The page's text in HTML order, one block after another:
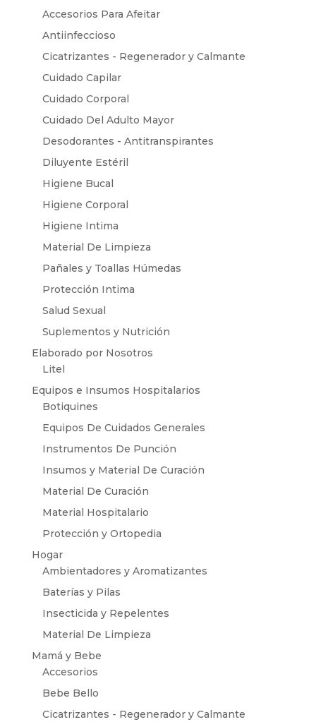
Accesorios Para Afeitar
Antiinfeccioso
Cicatrizantes - Regenerador y Calmante
Cuidado Capilar
Cuidado Corporal
Cuidado Del Adulto Mayor
Desodorantes - Antitranspirantes
Diluyente Estéril
Higiene Bucal
Higiene Corporal
Higiene Intima
Material De Limpieza
Pañales y Toallas Húmedas
Protección Intima
Salud Sexual
Suplementos y Nutrición
Elaborado por Nosotros
Litel
Equipos e Insumos Hospitalarios
Botiquines
Equipos De Cuidados Generales
Instrumentos De Punción
Insumos y Material De Curación
Material De Curación
Material Hospitalario
Protección y Ortopedia
Hogar
Ambientadores y Aromatizantes
Baterías y Pilas
Insecticida y Repelentes
Material De Limpieza
Mamá y Bebe
Accesorios
Bebe Bello
Cicatrizantes - Regenerador y Calmante